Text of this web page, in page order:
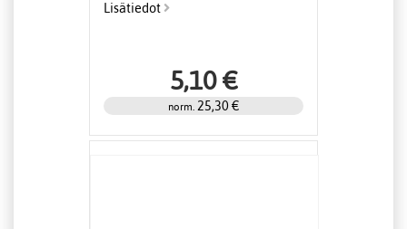
Lisätiedot
5,10 €
norm. 25,30 €